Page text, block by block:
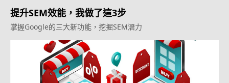
提升SEM效能，我做了這3步
掌握Google的三大新功能，挖掘SEM潛力